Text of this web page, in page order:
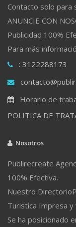
Contacto solo para
ANUNCIE CON
Publicidad 100%
Para más
: 3122288173
Horario de
POLITICA DE
Nosotros
Publirecreate
100% Efectiva.
Nuestro
Turistica Impresa y
Se ha posicionado